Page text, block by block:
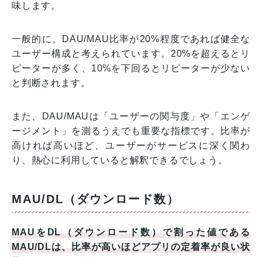
味します。
一般的に、DAU/MAU比率が20%程度であれば健全な
ユーザー構成と考えられています。20%を超えるとリ
ピーターが多く、10%を下回るとリピーターが少ない
と判断されます。
また、DAU/MAUは「ユーザーの関与度」や「エンゲ
ージメント」を測るうえでも重要な指標です。比率が
高ければ高いほど、ユーザーがサービスに深く関わ
り、熱心に利用していると解釈できるでしょう。
MAU/DL（ダウンロード数）
MAUをDL（ダウンロード数）で割った値である
MAU/DLは、比率が高いほどアプリの定着率が良い状